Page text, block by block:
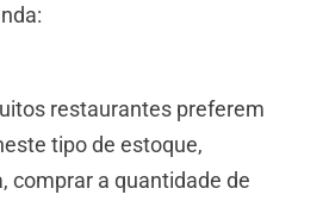
restaurantes preferem
tipo de estoque,
comprar a quantidade de